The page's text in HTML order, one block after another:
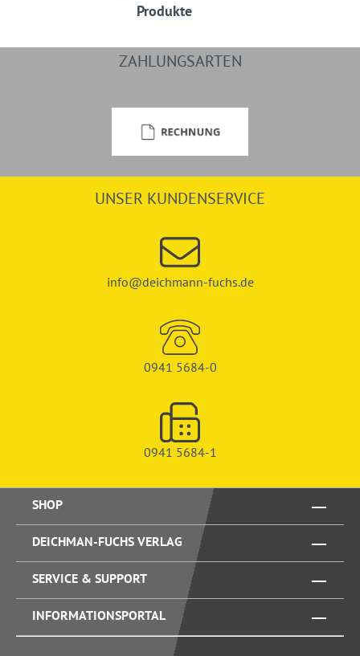
Produkte
ZAHLUNGSARTEN
UNSER KUNDENSERVICE
info@deichmann-fuchs.de
0941 5684-0
0941 5684-1
SHOP
DEICHMAN-FUCHS VERLAG
SERVICE & SUPPORT
INFORMATIONSPORTAL